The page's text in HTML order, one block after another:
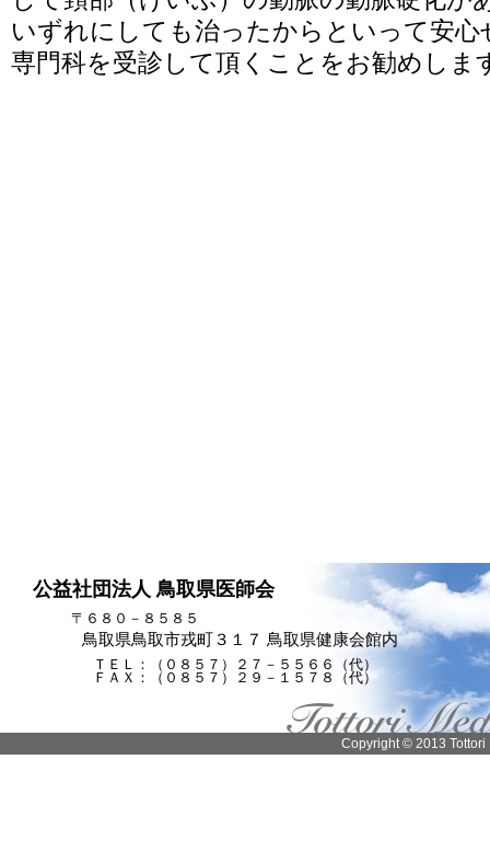
いずれにしても治ったからといって安
専門科を受診して頂くことをお勧めしま
公益社団法人 鳥取県医師会
〒６８０－８５８５
鳥取県鳥取市戎町３１７ 鳥取県健康会館内
ＴＥＬ：（０８５７）２７－５５６６（代）
ＦＡＸ：（０８５７）２９－１５７８（代）
Copyright © 2013 Tottori